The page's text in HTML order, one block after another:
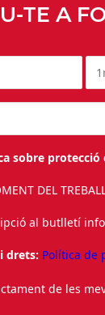
TE A
sobre protecció
DEL
al butlletí
drets: Política de
de les